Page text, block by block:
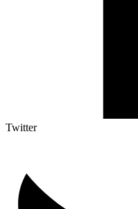
Twitter